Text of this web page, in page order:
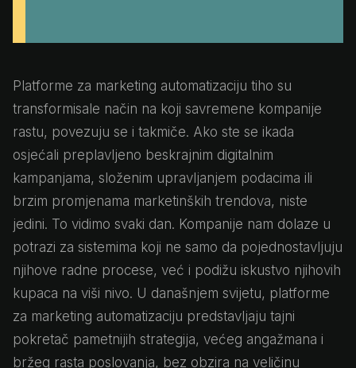
Platforme za marketing automatizaciju tiho su
transformisale način na koji savremene kompanije
rastu, povezuju se i takmiče. Ako ste se ikada
osjećali preplavljeno beskrajnim digitalnim
kampanjama, složenim upravljanjem podacima ili
brzim promjenama marketinških trendova, niste
jedini. To vidimo svaki dan. Kompanije nam dolaze u
potrazi za sistemima koji ne samo da pojednostavljuju
njihove radne procese, već i podižu iskustvo njihovih
kupaca na viši nivo. U današnjem svijetu, platforme
za marketing automatizaciju predstavljaju tajni
pokretač pametnijih strategija, većeg angažmana i
bržeg rasta poslovanja, bez obzira na veličinu